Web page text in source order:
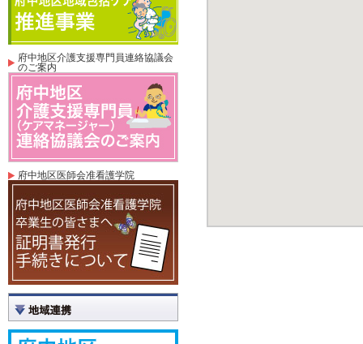
府中地区介護支援専門員連絡協議会
のご案内
府中地区医師会准看護学院